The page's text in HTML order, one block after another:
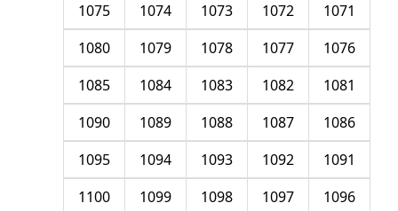
1071
1072
1073
1074
1075
1076
1077
1078
1079
1080
1081
1082
1083
1084
1085
1086
1087
1088
1089
1090
1091
1092
1093
1094
1095
1096
1097
1098
1099
1100